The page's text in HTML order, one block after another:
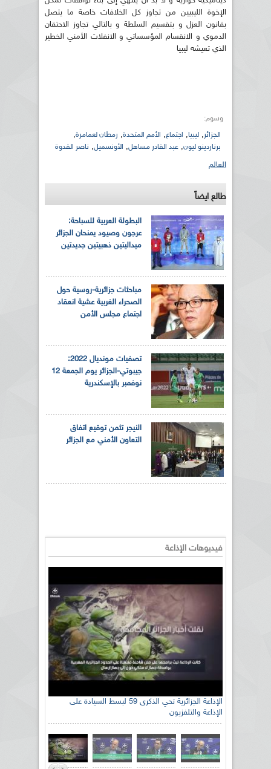
الإخوة الليبيين من تجاوز كل الخلافات خاصة ما يتصل
بقانون العزل و بتقسيم السلطة و بالتالي تجاوز الاحتقان
الدموي و الانقسام المؤسساتي و الانفلات الأمني الخطير
الذي تعيشه ليبيا
وسوم:
الجزائر, ليبيا, اجتماع, الأمم المتحدة, رمطان لعمامرة,
برناردينو ليون, عبد القادر مساهل, الأونسميل, ناصر القدوة
العالم
طالع ايضاً
البطولة العربية للسباحة:
عرجون وصيود يمنحان الجزائر
ميداليتين ذهبيتين جديدتين
مباحثات جزائرية-روسية حول
الصحراء الغربية عشية انعقاد
اجتماع مجلس الأمن
تصفيات مونديال 2022:
جيبوتي-الجزائر يوم الجمعة 12
نوفمبر بالإسكندرية
النيجر تثمن توقيع اتفاق
التعاون الأمني مع الجزائر
فيديوهات الإذاعة
الإذاعة الجزائرية تحي الذكرى 59 لبسط السيادة على
الإذاعة والتلفزيون
رئيس اللجنة الوطنية الجزائرية للتضامن مع الشعب
الصحراوي السيد سعيد العياشي